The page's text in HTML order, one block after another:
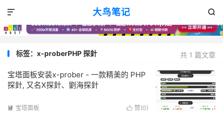
大鸟笔记 

共 1 篇文章
标签：x-proberPHP 探針
宝塔面板安装x-prober - 一款精美的 PHP
探針, 又名X探針、劉海探針
 赞(0)
 宝塔面板